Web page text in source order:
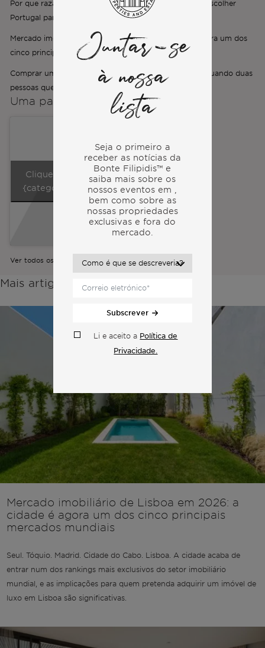
Por que razão as melhores marcas do mundo estão a escolher
Portugal para o mercado imobiliário de luxo
Mercado imobiliário de Lisboa em 2026: a cidade é agora um dos
cinco principais mercados mundiais
Comprar um imóvel de luxo em Portugal como casal: quando duas
pessoas querem duas vidas diferentes
Uma palavra dos co-fundadores
Clique para aceitar os cookies da
{categoria} e ativar este conteúdo
Ver todos os nossos vídeos
Mais artigos da mesma categoria:
Mercado imobiliário de Lisboa em 2026: a
cidade é agora um dos cinco principais
mercados mundiais
Seul. Tóquio. Madrid. Cidade do Cabo. Lisboa. A cidade acaba de
entrar num dos rankings mais exclusivos do setor imobiliário
mundial, e as implicações para quem pretenda adquirir um imóvel de
luxo em Lisboa são significativas.
Juntar-se
à nossa
lista
Seja o primeiro a
receber as notícias da
Bonte Filipidis™ e
saiba mais sobre os
nossos eventos em
bem como sobre as
nossas propriedades
exclusivas e fora do
mercado.
Subscrever
Li e aceito a Política de
Privacidade.